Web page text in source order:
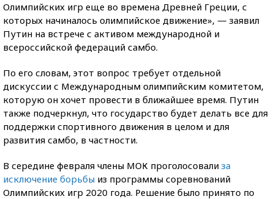
Олимпийских игр еще во времена Древней Греции, с
которых начиналось олимпийское движение», — заявил
Путин на встрече с активом международной и
всероссийской федераций самбо.
По его словам, этот вопрос требует отдельной
дискуссии с Международным олимпийским комитетом,
которую он хочет провести в ближайшее время. Путин
также подчеркнул, что государство будет делать все для
поддержки спортивного движения в целом и для
развития самбо, в частности.
В середине февраля члены МОК проголосовали за
исключение борьбы из программы соревнований
Олимпийских игр 2020 года. Решение было принято по